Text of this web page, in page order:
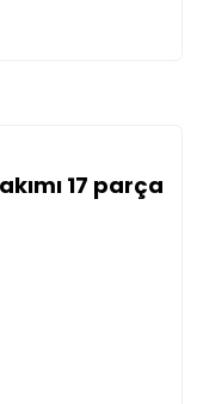
17 parça